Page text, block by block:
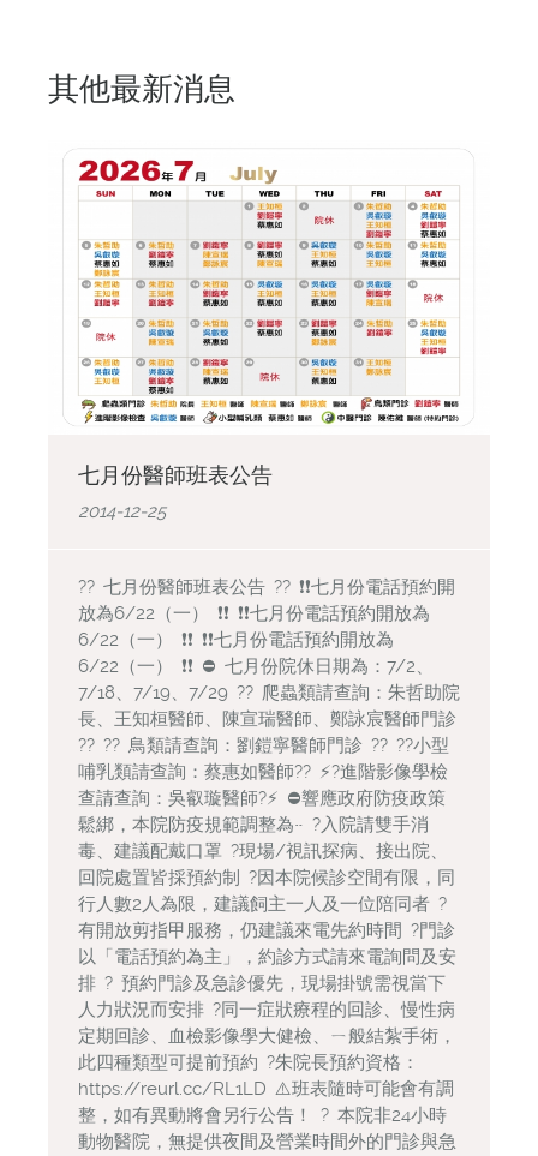
其他最新消息
七月份醫師班表公告
2014-12-25
?? 七月份醫師班表公告 ?? ❗️❗️七月份電話預約開
放為6/22（一） ❗️❗️ ❗️❗️七月份電話預約開放為
6/22（一） ❗️❗️ ❗️❗️七月份電話預約開放為
6/22（一） ❗️❗️ ⛔️ 七月份院休日期為：7/2、
7/18、7/19、7/29 ?? 爬蟲類請查詢：朱哲助院
長、王知桓醫師、陳宣瑞醫師、鄭詠宸醫師門診
?? ?? 鳥類請查詢：劉鎧寧醫師門診 ?? ??小型
哺乳類請查詢：蔡惠如醫師??️ ⚡️?進階影像學檢
查請查詢：吳叡璇醫師?⚡️ ⛔️響應政府防疫政策
鬆綁，本院防疫規範調整為~ ?入院請雙手消
毒、建議配戴口罩 ?現場/視訊探病、接出院、
回院處置皆採預約制 ?因本院候診空間有限，同
行人數2人為限，建議飼主一人及一位陪同者 ?
有開放剪指甲服務，仍建議來電先約時間 ?門診
以「電話預約為主」，約診方式請來電詢問及安
排 ? 預約門診及急診優先，現場掛號需視當下
人力狀況而安排 ?同一症狀療程的回診、慢性病
定期回診、血檢影像學大健檢、ㄧ般結紮手術，
此四種類型可提前預約 ?朱院長預約資格：
https://reurl.cc/RL1LD ⚠️班表隨時可能會有調
整，如有異動將會另行公告！ ? 本院非24小時
動物醫院，無提供夜間及營業時間外的門診與急